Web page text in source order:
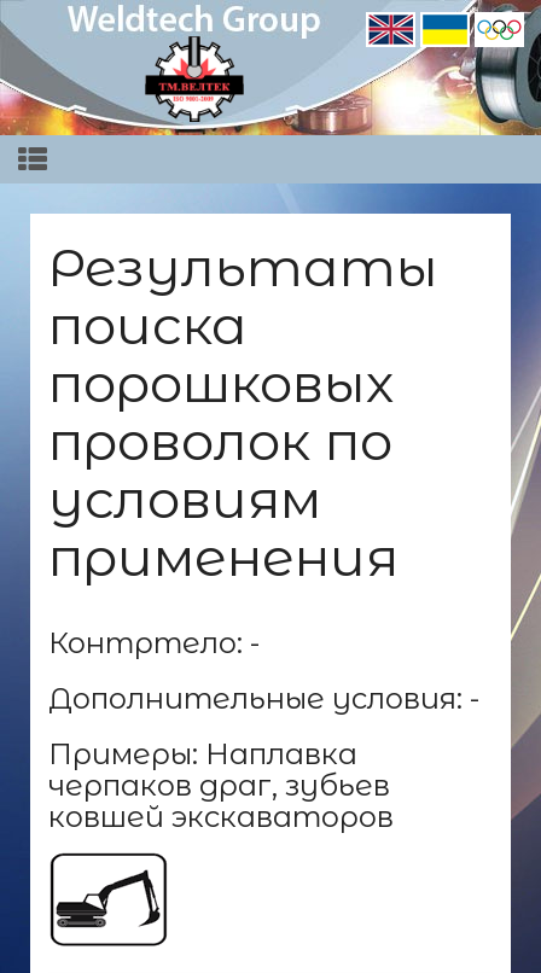
Результаты
поиска
порошковых
проволок по
условиям
применения
Контртело: -
Дополнительные условия: -
Примеры: Наплавка
черпаков драг, зубьев
ковшей экскаваторов